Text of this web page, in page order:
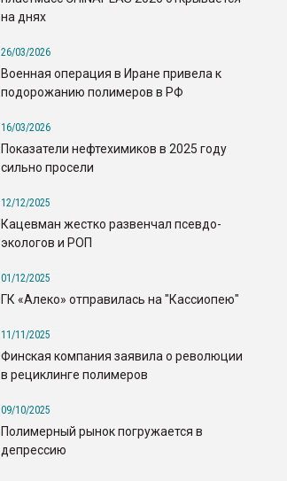
на днях
26/03/2026
Военная операция в Иране привела к
подорожанию полимеров в РФ
16/03/2026
Показатели нефтехимиков в 2025 году
сильно просели
12/12/2025
Кацевман жестко развенчал псевдо-
экологов и РОП
01/12/2025
ГК «Алеко» отправилась на "Кассиопею"
11/11/2025
Финская компания заявила о революции
в рециклинге полимеров
09/10/2025
Полимерный рынок погружается в
депрессию